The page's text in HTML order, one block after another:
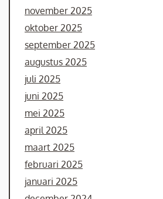
november 2025
oktober 2025
september 2025
augustus 2025
juli 2025
juni 2025
mei 2025
april 2025
maart 2025
februari 2025
januari 2025